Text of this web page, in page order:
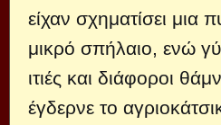
είχαν σχηματίσει μια
μικρό σπήλαιο, ενώ
ιτιές και διάφοροι
έγδερνε το